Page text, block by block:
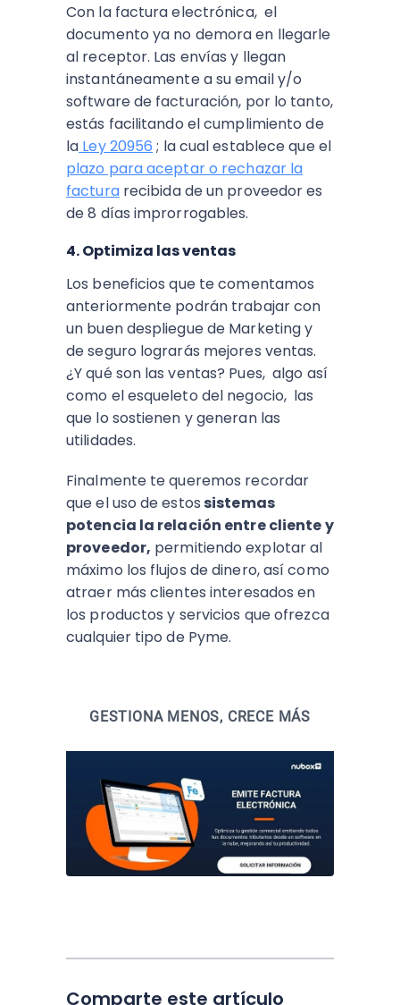
Con la factura electrónica, el
documento ya no demora en llegarle
al receptor. Las envías y llegan
instantáneamente a su email y/o
software de facturación, por lo tanto,
estás facilitando el cumplimiento de
la Ley 20956 ; la cual establece que el
plazo para aceptar o rechazar la
facturarecibida de un proveedor es
de 8 días improrrogables.
4. Optimiza las ventas
Los beneficios que te comentamos
anteriormente podrán trabajar con
un buen despliegue de Marketing y
de seguro lograrás mejores ventas.
¿Y qué son las ventas? Pues, algo así
como el esqueleto del negocio, las
que lo sostienen y generan las
utilidades.
Finalmente te queremos recordar
que el uso de estos sistemas
potencia la relación entre cliente y
proveedor, permitiendo explotar al
máximo los flujos de dinero, así como
atraer más clientes interesados en
los productos y servicios que ofrezca
cualquier tipo de Pyme.
GESTIONA MENOS, CRECE MÁS
Comparte este artículo